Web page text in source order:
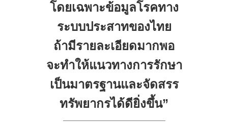
โดยเฉพาะข้อมูลโรคทาง
ระบบประสาทของไทย
ถ้ามีรายละเอียดมากพอ
จะทำให้แนวทางการรักษา
เป็นมาตรฐานและจัดสรร
ทรัพยากรได้ดียิ่งขึ้น”
————————————–